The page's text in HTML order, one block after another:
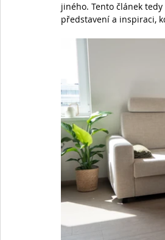
jiného. Tento článek
představení a inspiraci,